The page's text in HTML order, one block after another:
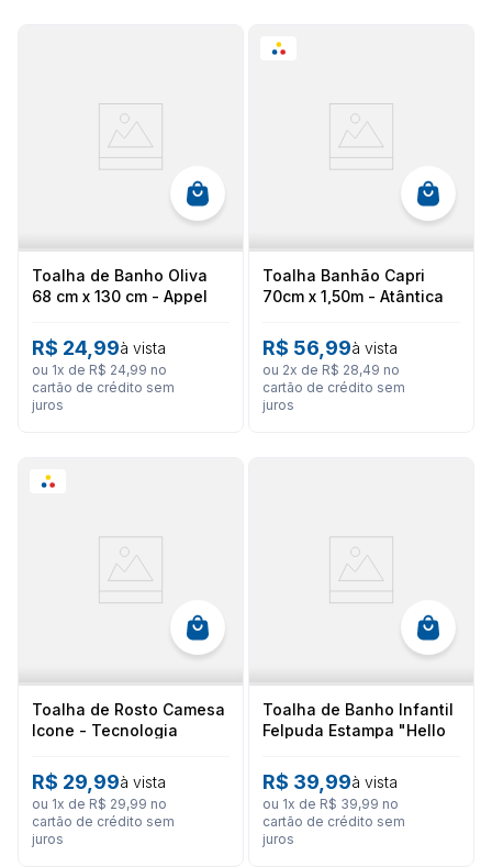
Toalha de Banho Oliva
68 cm x 130 cm - Appel
R$ 24 99à vista
ou 1x de R$ 24,99 no
cartão de crédito sem
juros
Toalha Banhão Capri
70cm x 1,50m - Atântica
R$ 56 99à vista
ou 2x de R$ 28,49 no
cartão de crédito sem
juros
Toalha de Rosto Camesa
Icone - Tecnologia
R$ 29 99à vista
ou 1x de R$ 29,99 no
cartão de crédito sem
juros
Toalha de Banho Infantil
Felpuda Estampa "Hello
R$ 39 99à vista
ou 1x de R$ 39,99 no
cartão de crédito sem
juros